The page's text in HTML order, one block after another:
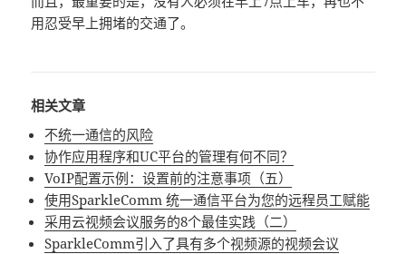
用忍受早上拥堵的交通了。
相关文章
不统一通信的风险
协作应用程序和UC平台的管理有何不同？
VoIP配置示例：设置前的注意事项（五）
使用SparkleComm 统一通信平台为您的远程员工赋能
采用云视频会议服务的8个最佳实践（二）
SparkleComm引入了具有多个视频源的视频会议